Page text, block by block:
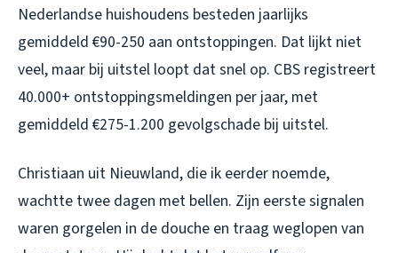
Nederlandse huishoudens besteden jaarlijks
gemiddeld €90-250 aan ontstoppingen. Dat lijkt niet
veel, maar bij uitstel loopt dat snel op. CBS registreert
40.000+ ontstoppingsmeldingen per jaar, met
gemiddeld €275-1.200 gevolgschade bij uitstel.
Christiaan uit Nieuwland, die ik eerder noemde,
wachtte twee dagen met bellen. Zijn eerste signalen
waren gorgelen in de douche en traag weglopen van